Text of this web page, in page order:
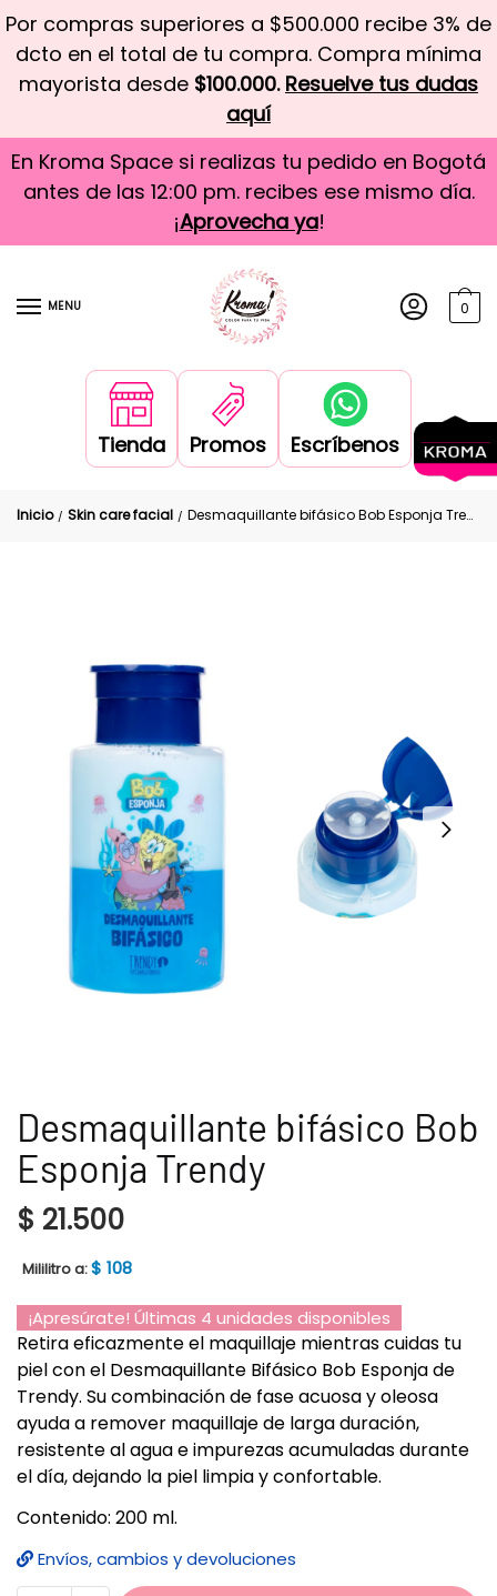
Por compras superiores a $500.000 recibe 3% de
dcto en el total de tu compra. Compra mínima
mayorista desde $100.000. Resuelve tus dudas
aquí
En Kroma Space si realizas tu pedido en Bogotá
antes de las 12:00 pm. recibes ese mismo día.
¡Aprovecha ya!
MENU 0
Tienda Promos Escríbenos
Inicio / Skin care facial / Desmaquillante bifásico Bob Esponja Trendy
Desmaquillante bifásico Bob
Esponja Trendy
$ 21.500
Mililitro a:$ 108
¡Apresúrate! Últimas 4 unidades disponibles
Retira eficazmente el maquillaje mientras cuidas tu
piel con el Desmaquillante Bifásico Bob Esponja de
Trendy. Su combinación de fase acuosa y oleosa
ayuda a remover maquillaje de larga duración,
resistente al agua e impurezas acumuladas durante
el día, dejando la piel limpia y confortable.
Contenido: 200 ml.
Envíos, cambios y devoluciones